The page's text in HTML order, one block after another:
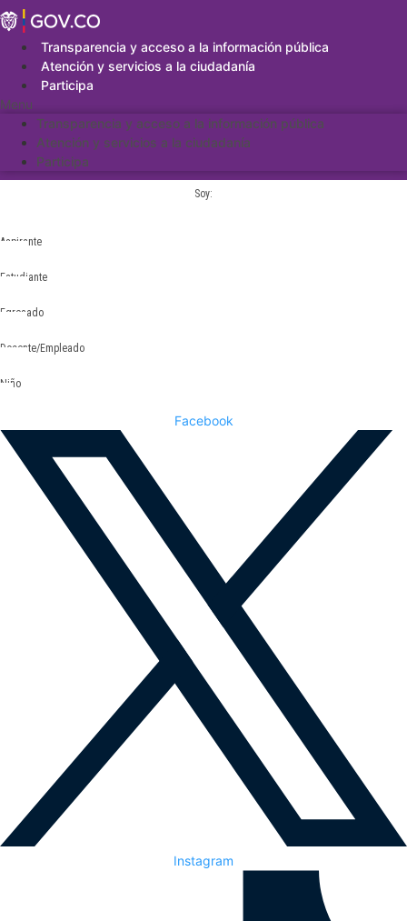
Saltar
al
contenidoTransparencia y acceso a la información pública
Atención y servicios a la ciudadanía
Participa
Menu
Transparencia y acceso a la información pública
Atención y servicios a la ciudadanía
Participa
Soy:
Aspirante
Estudiante
Egresado
Docente/Empleado
Niño
Facebook
Instagram